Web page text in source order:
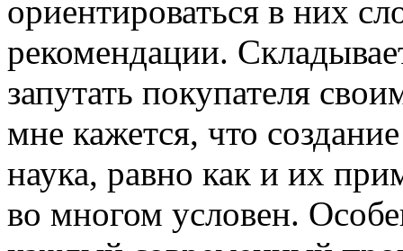
ориентироваться в них
рекомендации.
запутать покупателя
мне кажется, что
наука, равно как и их
во многом условен.